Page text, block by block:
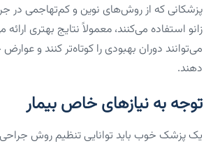
پزشکانی که از روش‌های نوین و کم‌تهاجمی
زانو استفاده می‌کنند، معمولاً نتایج بهتری
می‌توانند دوران بهبودی را کوتاه‌تر کنند و
دهند.
توجه به نیازهای خاص بیمار
یک پزشک خوب باید توانایی تنظیم روش جراحی